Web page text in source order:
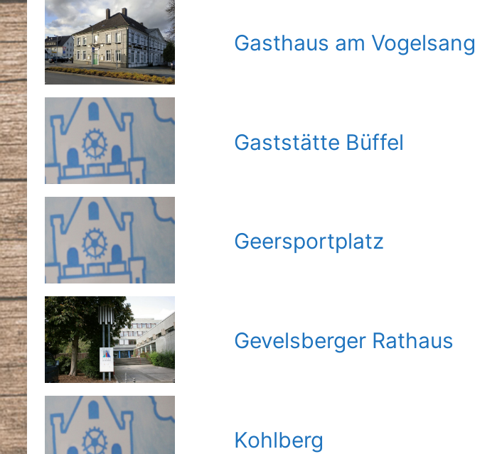
Gasthaus am Vogelsang
Gaststätte Büffel
Geersportplatz
Gevelsberger Rathaus
Kohlberg